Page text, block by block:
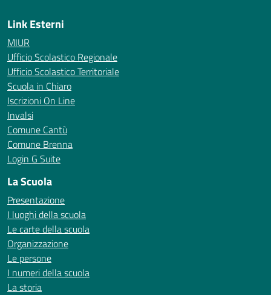
Link Esterni
MIUR
Ufficio Scolastico Regionale
Ufficio Scolastico Territoriale
Scuola in Chiaro
Iscrizioni On Line
Invalsi
Comune Cantù
Comune Brenna
Login G Suite
La Scuola
Presentazione
I luoghi della scuola
Le carte della scuola
Organizzazione
Le persone
I numeri della scuola
La storia